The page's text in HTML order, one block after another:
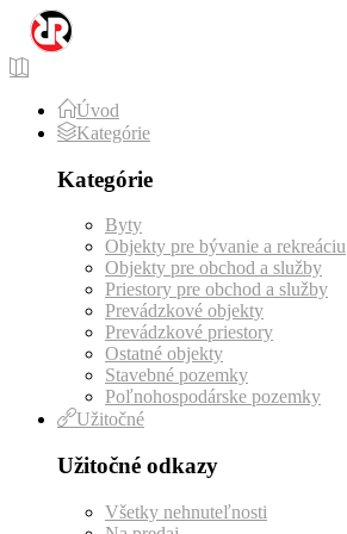
Úvod
Kategórie
Kategórie
Byty
Objekty pre bývanie a rekreáciu
Objekty pre obchod a služby
Priestory pre obchod a služby
Prevádzkové objekty
Prevádzkové priestory
Ostatné objekty
Stavebné pozemky
Poľnohospodárske pozemky
Užitočné
Užitočné odkazy
Všetky nehnuteľnosti